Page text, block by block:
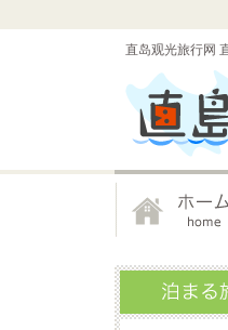
直岛观光旅行网